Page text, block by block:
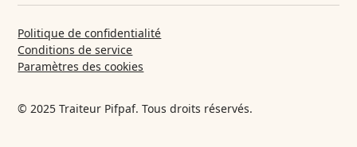
© 2025 Traiteur Pifpaf. Tous droits réservés.
Politique de confidentialité
Conditions de service
Paramètres des cookies